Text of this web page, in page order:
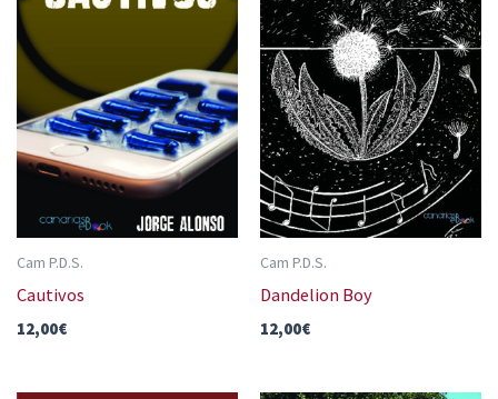
Cam P.D.S.
Cautivos
12,00€
Cam P.D.S.
Dandelion Boy
12,00€